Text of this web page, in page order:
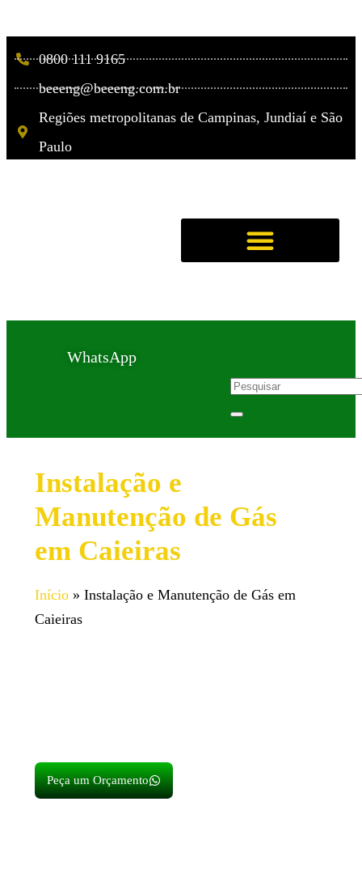
0800 111 9165
beeeng@beeeng.com.br
Regiões metropolitanas de Campinas, Jundiaí e São
Paulo
WhatsApp
Instalação e
Manutenção de Gás
em Caieiras
Início » Instalação e Manutenção de Gás em
Caieiras
Peça um Orçamento